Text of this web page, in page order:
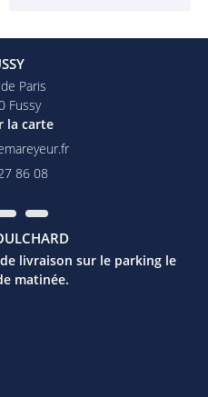
Paris
Fussy
la carte
86 08
livraison sur le parking le
matinée.